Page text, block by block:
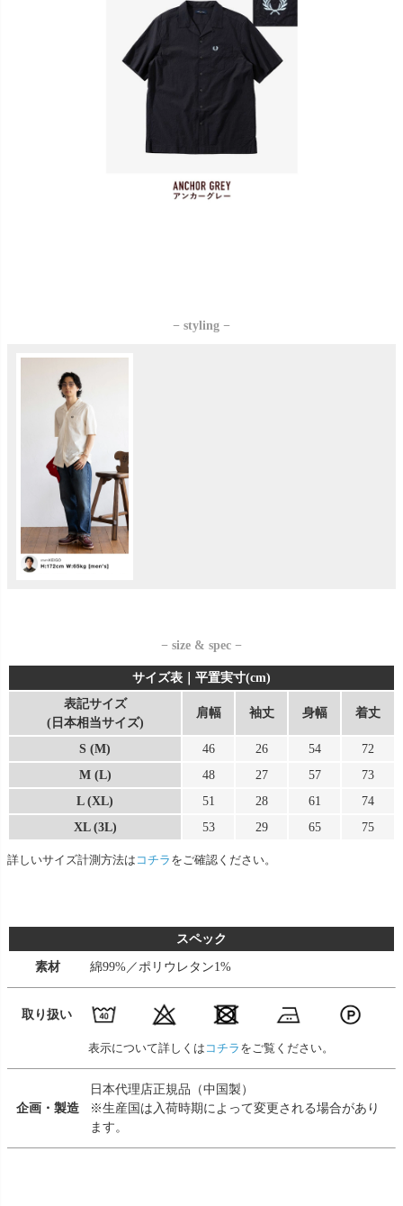
− styling −
− size & spec −
サイズ表｜平置実寸(cm)
表記サイズ
(日本相当サイズ)
肩幅 袖丈 身幅 着丈
S (M) 46 26 54
72
M (L)
48 27 57
73
L (XL)
51 28 61
74
XL (3L)
53 29 65 75
詳しいサイズ計測方法は コチラ をご確認ください。
スペック
素材 綿99%／ポリウレタン1%
取り扱い
表示について詳しくは コチラ をご覧ください。
企画・製造
日本代理店正規品（中国製）
※生産国は入荷時期によって変更される場合があり
ます。